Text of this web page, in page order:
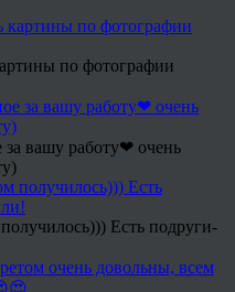
по фотографии
за вашу работу❤ очень
Есть подруги-